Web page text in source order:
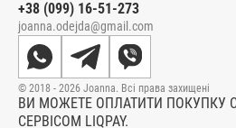
+38 (099) 16-51-273
joanna.odejda@gmail.com
ВИ МОЖЕТЕ ОПЛАТИТИ ПОКУПКУ
СЕРВІСОМ LIQPAY.
© 2018 - 2026 Joanna. Всі права захищені